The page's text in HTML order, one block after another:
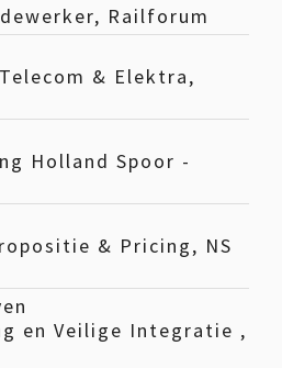
Railforum
& Elektra,
Holland Spoor -
& Pricing, NS
en Veilige Integratie ,